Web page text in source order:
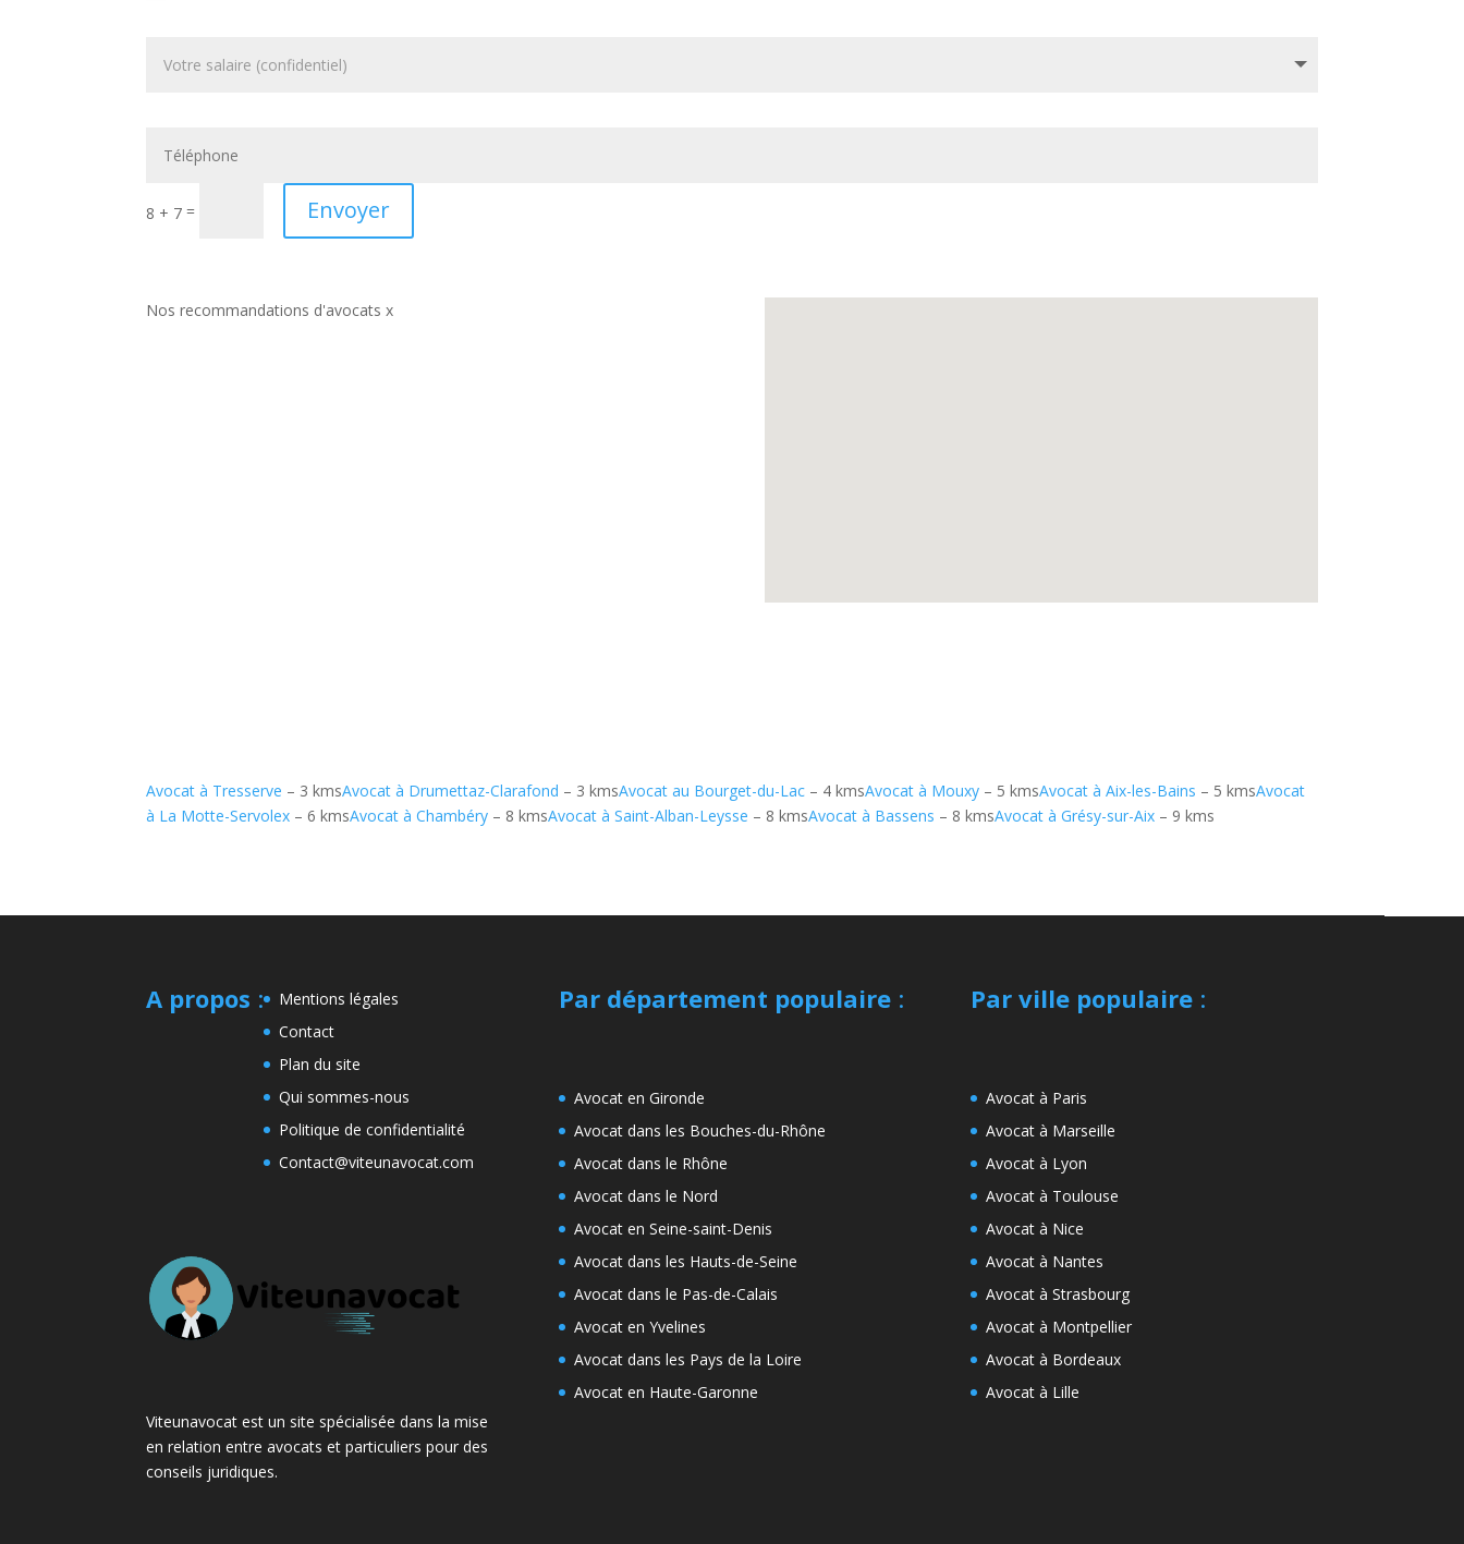
8 + 7 = Envoyer
Nos recommandations d'avocats x
Avocat à Tresserve – 3 kmsAvocat à Drumettaz-Clarafond – 3 kmsAvocat au Bourget-du-Lac – 4 kmsAvocat à Mouxy – 5 kmsAvocat à Aix-les-Bains – 5 kmsAvocat
à La Motte-Servolex – 6 kmsAvocat à Chambéry – 8 kmsAvocat à Saint-Alban-Leysse – 8 kmsAvocat à Bassens – 8 kmsAvocat à Grésy-sur-Aix – 9 kms
A propos :
Mentions légales
Contact
Plan du site
Qui sommes-nous
Politique de confidentialité
Contact@viteunavocat.com
Viteunavocat est un site spécialisée dans la mise
en relation entre avocats et particuliers pour des
conseils juridiques.
Par département populaire:
Avocat en Gironde
Avocat dans les Bouches-du-Rhône
Avocat dans le Rhône
Avocat dans le Nord
Avocat en Seine-saint-Denis
Avocat dans les Hauts-de-Seine
Avocat dans le Pas-de-Calais
Avocat en Yvelines
Avocat dans les Pays de la Loire
Avocat en Haute-Garonne
Par ville populaire:
Avocat à Paris
Avocat à Marseille
Avocat à Lyon
Avocat à Toulouse
Avocat à Nice
Avocat à Nantes
Avocat à Strasbourg
Avocat à Montpellier
Avocat à Bordeaux
Avocat à Lille